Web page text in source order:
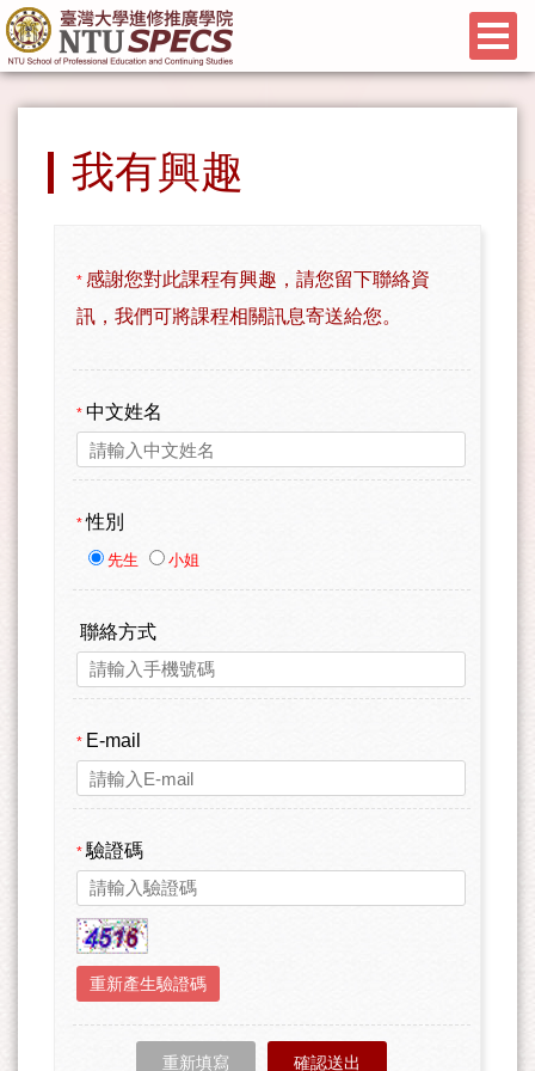
我有興趣
* 感謝您對此課程有興趣，請您留下聯絡資
訊，我們可將課程相關訊息寄送給您。
* 中文姓名
* 性別
先生 小姐
聯絡方式
* E-mail
* 驗證碼